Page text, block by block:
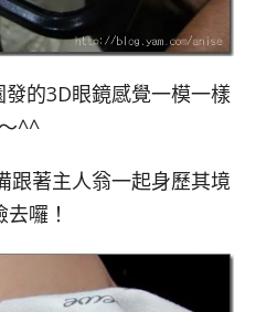
的3D眼鏡感覺一模一樣
^^
跟著主人翁一起身歷其境
囉！